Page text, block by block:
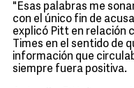
"Esas palabras me
con el único fin de
explicó Pitt en relación
Times en el sentido de
información que
siempre fuera positiva.